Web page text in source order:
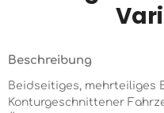
Beschreibung
Beidseitiges, mehrteiliges
Konturgeschnittener